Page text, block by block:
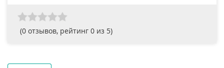
(0 отзывов, рейтинг 0 из 5)